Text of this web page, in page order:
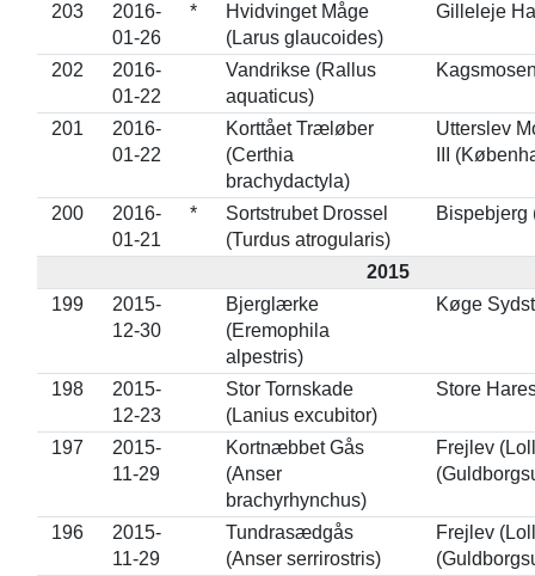
203
2016-
01-26
*
Hvidvinget Måge
(Larus glaucoides)
Gilleleje
202
2016-
01-22
Vandrikse (Rallus
aquaticus)
201
2016-
01-22
Korttået Træløber
(Certhia
brachydactyla)
Utterslev
III
200
2016-
01-21
*
Sortstrubet Drossel
(Turdus atrogularis)
Bispebjerg
2015
199
2015-
12-30
Bjerglærke
(Eremophila
alpestris)
Køge
198
2015-
12-23
Stor Tornskade
(Lanius excubitor)
Store
197
2015-
11-29
Kortnæbbet Gås
(Anser
brachyrhynchus)
Frejlev
196
2015-
11-29
Tundrasædgås
(Anser serrirostris)
Frejlev